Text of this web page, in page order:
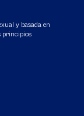
y basada en
principios